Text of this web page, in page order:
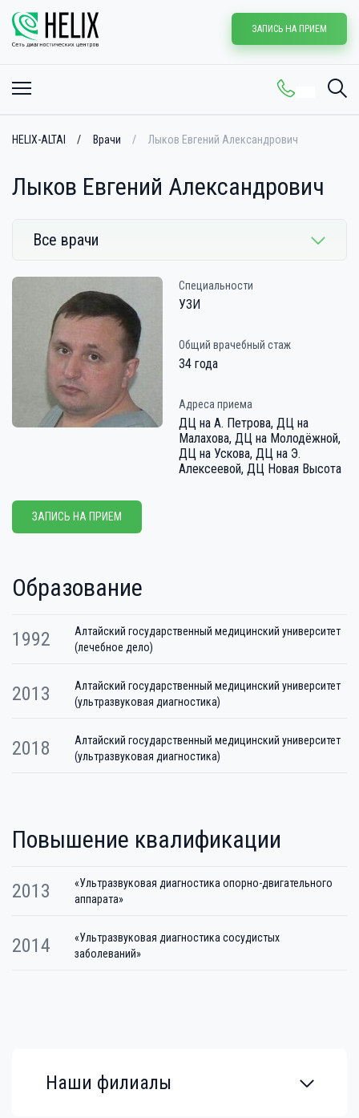
ЗАПИСЬ НА ПРИЕМ
HELIX-ALTAI Врачи Лыков Евгений Александрович
Лыков Евгений Александрович
Все врачи
Специальности
УЗИ
Общий врачебный стаж
34 года
Адреса приема
ДЦ на А. Петрова, ДЦ на
Малахова, ДЦ на Молодёжной,
ДЦ на Ускова, ДЦ на Э.
Алексеевой, ДЦ Новая Высота
ЗАПИСЬ НА ПРИЕМ
Образование
1992
Алтайский государственный медицинский университет
(лечебное дело)
2013
Алтайский государственный медицинский университет
(ультразвуковая диагностика)
2018
Алтайский государственный медицинский университет
(ультразвуковая диагностика)
Повышение квалификации
2013
«Ультразвуковая диагностика опорно-двигательного
аппарата»
2014
«Ультразвуковая диагностика сосудистых
заболеваний»
Наши филиалы